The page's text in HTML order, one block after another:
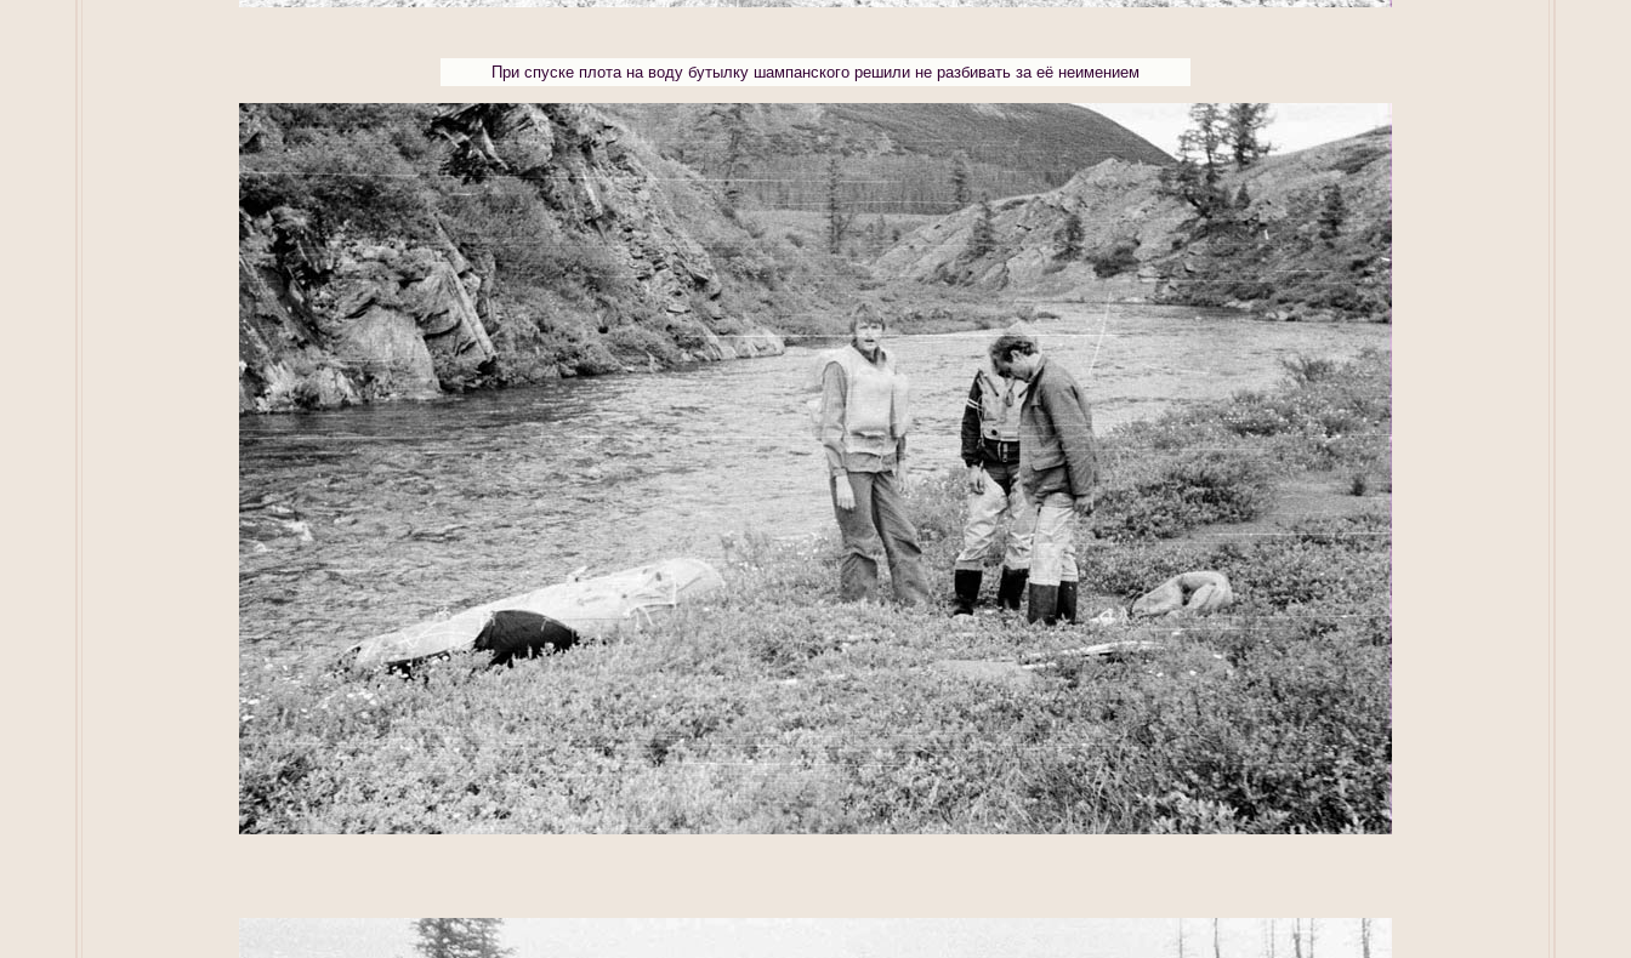
При спуске плота на воду бутылку шампанского решили не разбивать за её неимением